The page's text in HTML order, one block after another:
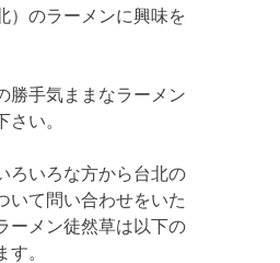
）のラーメンに興味を
勝手気ままなラーメン
さい。
ろいろな方から台北の
いて問い合わせをいた
ーメン徒然草は以下の
す。